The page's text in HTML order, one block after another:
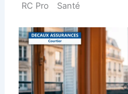
RC Pro
Santé